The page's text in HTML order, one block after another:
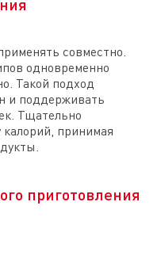
совместно.
одновременно
Такой подход
и поддерживать
Тщательно
принимая
приготовления